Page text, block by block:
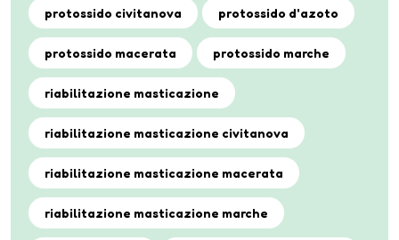
protossido civitanova protossido d'azoto
protossido macerata protossido marche
riabilitazione masticazione
riabilitazione masticazione civitanova
riabilitazione masticazione macerata
riabilitazione masticazione marche